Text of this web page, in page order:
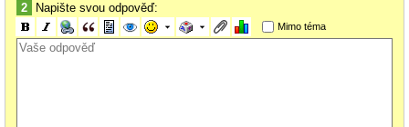
2 Napište svou odpověď:
Mimo téma